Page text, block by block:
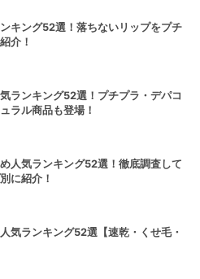
キング52選！落ちないリップをプチ
介！
ランキング52選！プチプラ・デパコ
ラル商品も登場！
人気ランキング52選！徹底調査して
に紹介！
気ランキング52選【速乾・くせ毛・